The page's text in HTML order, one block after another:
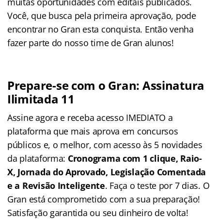
Você, que busca pela primeira aprovação, pode
encontrar no Gran esta conquista. Então venha
fazer parte do nosso time de Gran alunos!
Prepare-se com o Gran: Assinatura
Ilimitada 11
Assine agora e receba acesso IMEDIATO a
plataforma que mais aprova em concursos
públicos e, o melhor, com acesso às 5 novidades
da plataforma: Cronograma com 1 clique, Raio-
X, Jornada do Aprovado, Legislação Comentada
e a Revisão Inteligente. Faça o teste por 7 dias. O
Gran está comprometido com a sua preparação!
Satisfação garantida ou seu dinheiro de volta!